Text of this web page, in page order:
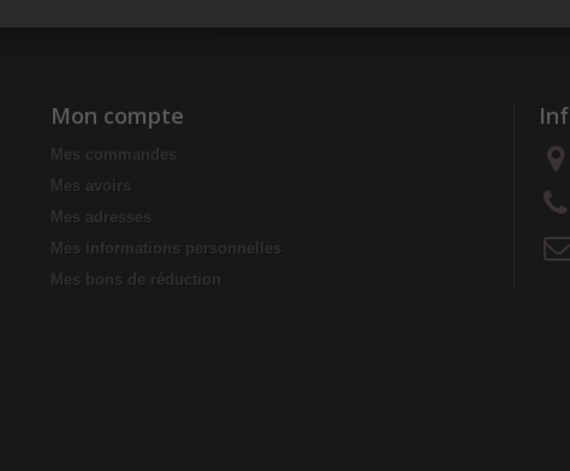
Mon compte
Mes commandes
Mes avoirs
Mes adresses
Mes informations personnelles
Mes bons de réduction